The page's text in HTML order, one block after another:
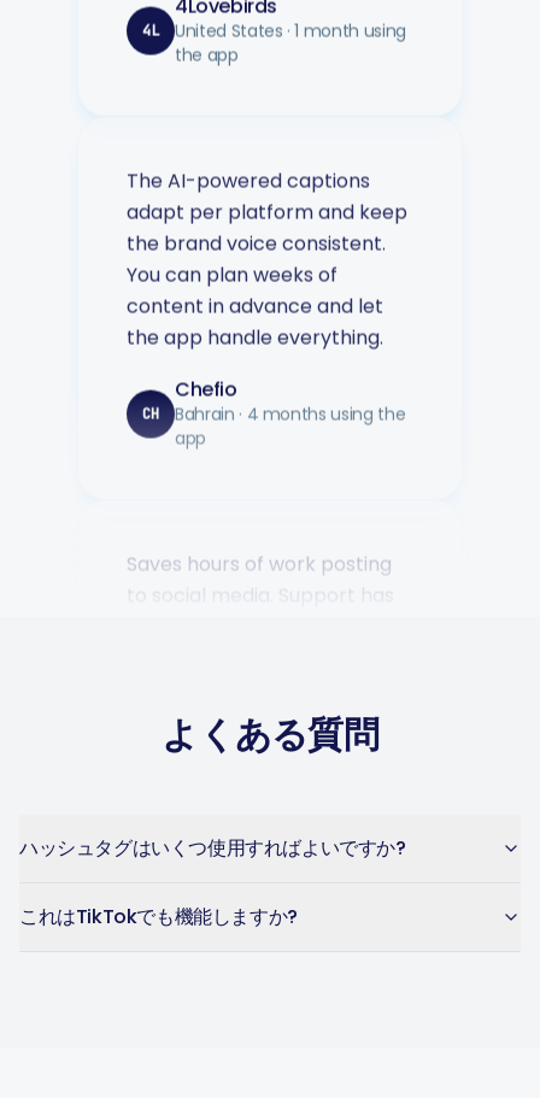
the app
adapt per platform and keep
the brand voice consistent.
You can plan weeks of
content in advance and let
the app handle everything.
Chefio
app
to social media. Support has
been second to none — every
よくある質問
ハッシュタグはいくつ使用すればよいですか?
これはTikTokでも機能しますか?